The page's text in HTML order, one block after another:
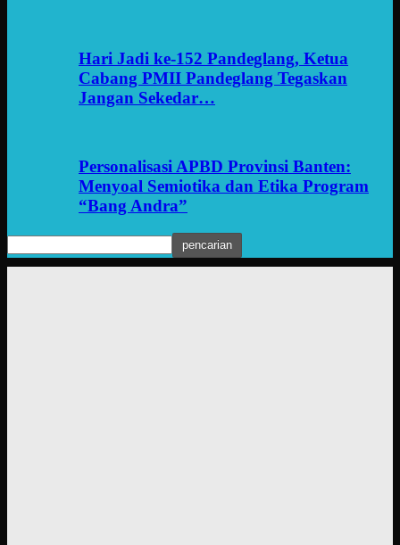
Hari Jadi ke-152 Pandeglang, Ketua
Cabang PMII Pandeglang Tegaskan
Jangan Sekedar…
Personalisasi APBD Provinsi Banten:
Menyoal Semiotika dan Etika Program
“Bang Andra”